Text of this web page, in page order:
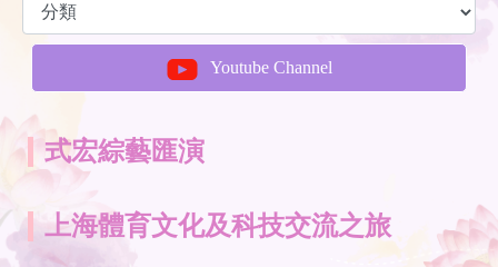
Youtube Channel
式宏綜藝匯演
上海體育文化及科技交流之旅